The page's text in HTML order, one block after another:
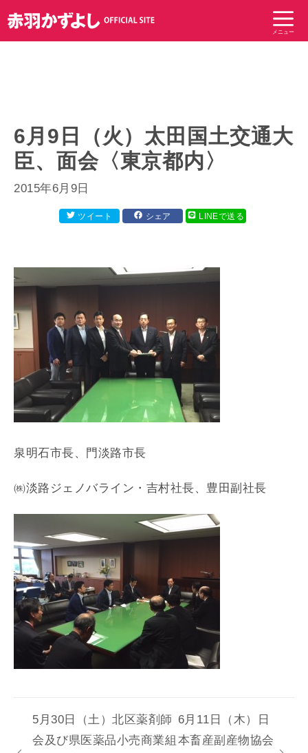
ン
テ
メニュー
6月9日（火）太田国土交通大
臣、面会〈東京都内〉
2015年6月9日
ツイート シェア LINEで送る
泉明石市長、門淡路市長
㈱淡路ジェノバライン・吉村社長、豊田副社長
5月30日（土）北区薬剤師
会及び県医薬品小売商業組
6月11日（木）日
本畜産副産物協会